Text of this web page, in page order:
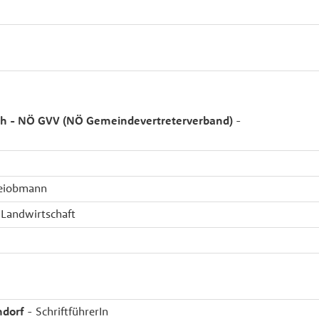
NÖ GVV (NÖ Gemeindevertreterverband) -
- SchriftführerIn